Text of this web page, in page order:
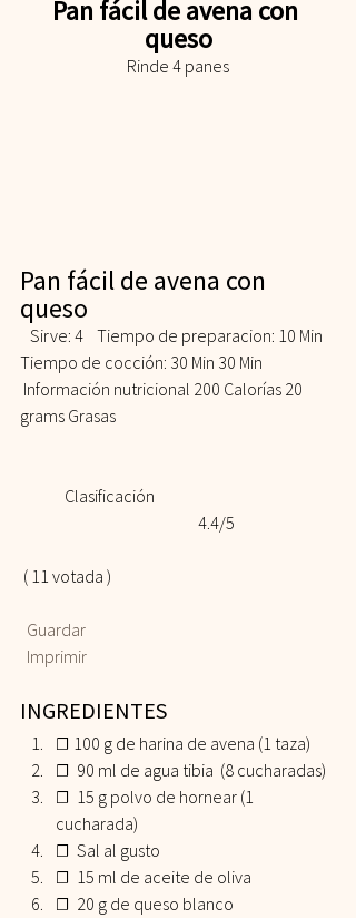
Pan fácil de avena con
queso
Rinde 4 panes
Pan fácil de avena con
queso
Tiempo de cocción: 30 Min 30 Min
grams Grasas
				4.4/5
( 11 votada )
Guardar
Imprimir
INGREDIENTES
☐ 100 g de harina de avena (1 taza)
☐  90 ml de agua tibia  (8 cucharadas)
☐  15 g polvo de hornear (1
cucharada)
☐  Sal al gusto
☐  15 ml de aceite de oliva
☐  20 g de queso blanco